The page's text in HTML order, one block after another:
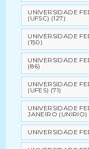
UNIVERSIDADE
(UFSC) (127)
UNIVERSIDADE
(150)
UNIVERSIDADE
(86)
UNIVERSIDADE
(UFES) (71)
UNIVERSIDADE
JANEIRO (UNIRIO)
UNIVERSIDADE